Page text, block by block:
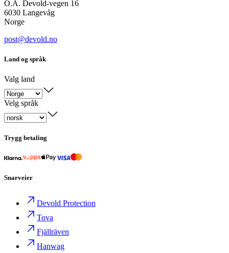
O.A. Devold-vegen 16
6030 Langevåg
Norge
post@devold.no
Land og språk
Valg land
Velg språk
Trygg betaling
Snarveier
Devold Protection
Tova
Fjällräven
Hanwag